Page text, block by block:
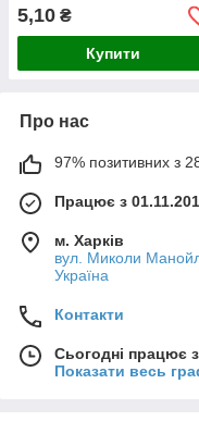
5,10 ₴
Купити
Про нас
97% позитивних з
Працює з
м. Харків
вул. Миколи
Україна
Контакти
Сьогодні працює
Показати весь